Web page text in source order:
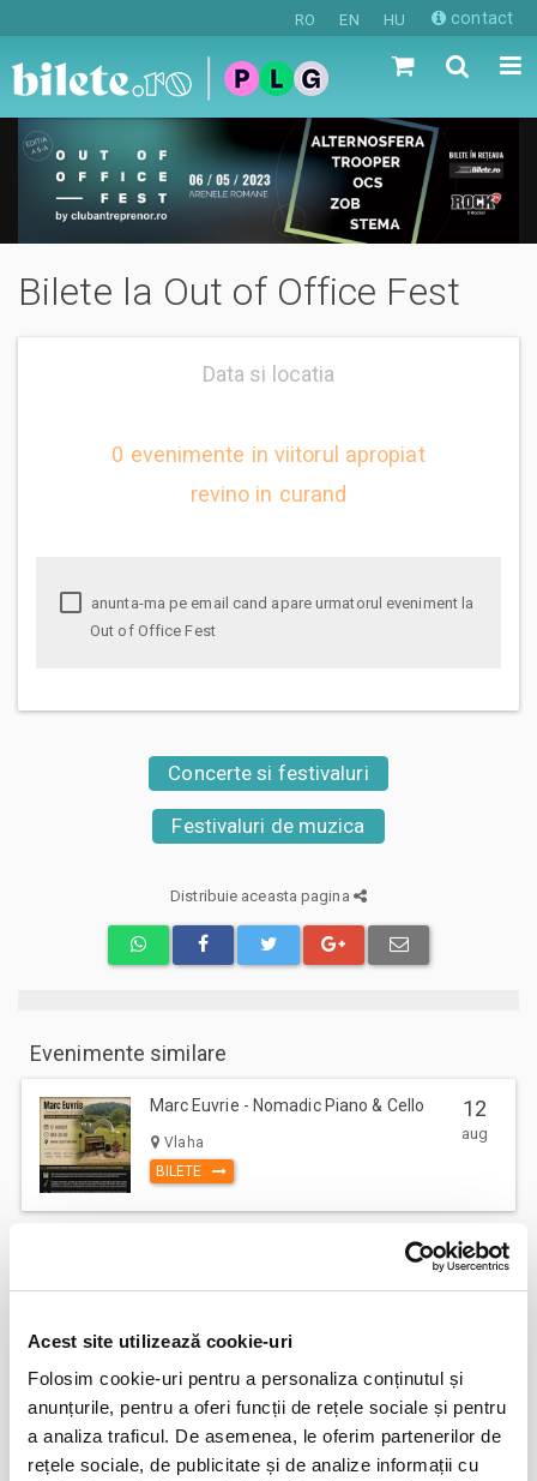
Acest site utilizează cookie-uri
Folosim cookie-uri pentru a personaliza conținutul și
anunțurile, pentru a oferi funcții de rețele sociale și pentru
a analiza traficul. De asemenea, le oferim partenerilor de
rețele sociale, de publicitate și de analize informații cu
RO EN HU contact
Bilete la Out of Office Fest
Data si locatia
0 evenimente in viitorul apropiat
revino in curand
Out of Office Fest
Concerte si festivaluri
Festivaluri de muzica
Distribuie aceasta pagina
Evenimente similare
Marc Euvrie - Nomadic Piano & Cello
Vlaha
BILETE
12
aug
BILETE
11
sept
Bucuresti
12